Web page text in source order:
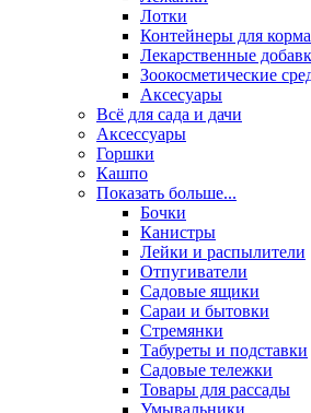
Лотки
Контейнеры для корма
Лекарственные
Зоокосметические
Аксесуары
Всё для сада и дачи
Аксессуары
Горшки
Кашпо
Показать больше...
Бочки
Канистры
Лейки и распылители
Отпугиватели
Садовые ящики
Сараи и бытовки
Стремянки
Табуреты и подставки
Садовые тележки
Товары для рассады
Умывальники